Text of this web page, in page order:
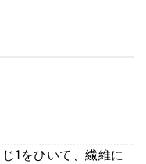
1をひいて、繊維に